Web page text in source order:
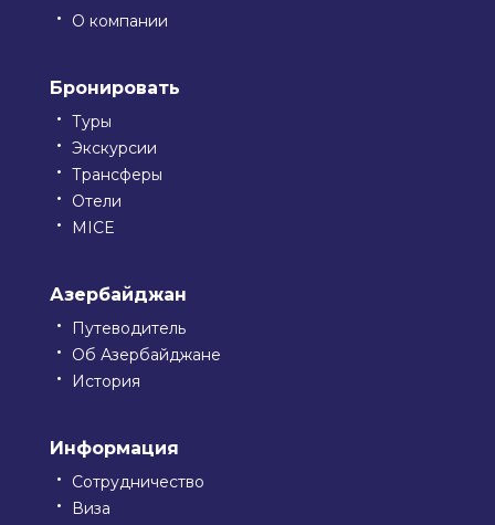
О компании
Бронировать
Туры
Экскурсии
Трансферы
Отели
MICE
Азербайджан
Путеводитель
Об Азербайджане
История
Информация
Сотрудничество
Виза